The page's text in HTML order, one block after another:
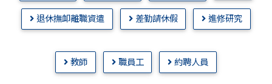
退休撫卹離職資遣 差勤請休假 進修研究
教師 職員工 約聘人員